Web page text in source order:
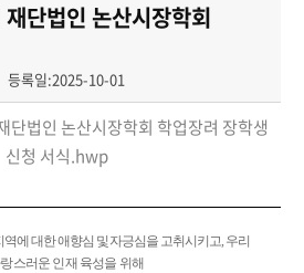
단법인 논산시장학회
등록일:2025-10-01
신청 서식.hwp
에 대한 애향심 및 자긍심을 고취시키고, 우리
스러운 인재 육성을 위해